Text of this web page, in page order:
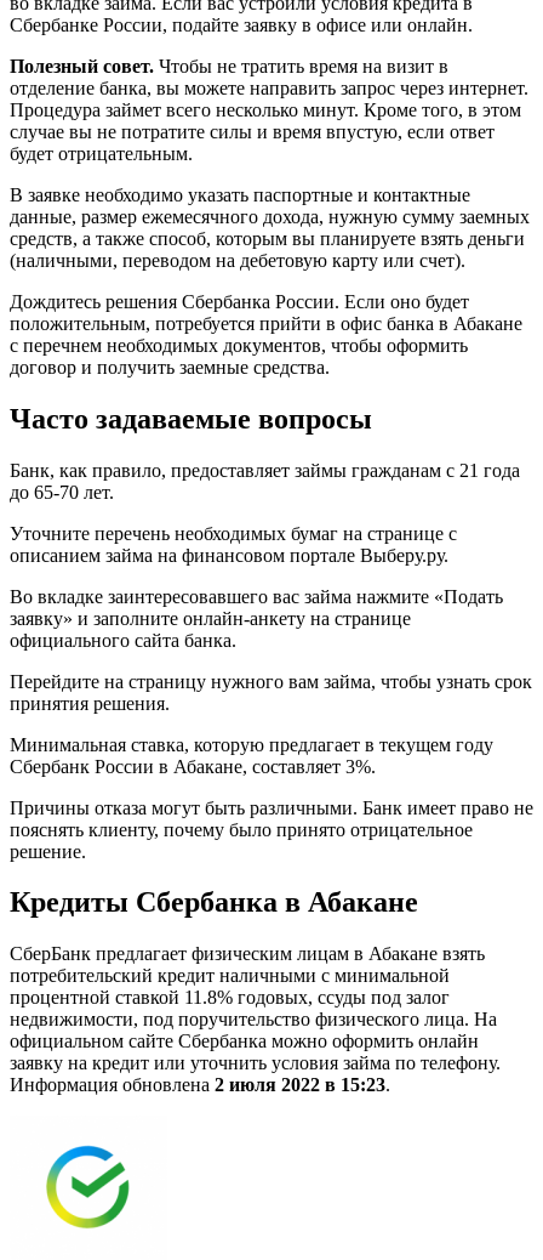
Сбербанке России, подайте заявку в офисе или онлайн.
Полезный совет. Чтобы не тратить время на визит в
отделение банка, вы можете направить запрос через интернет.
Процедура займет всего несколько минут. Кроме того, в этом
случае вы не потратите силы и время впустую, если ответ
будет отрицательным.
В заявке необходимо указать паспортные и контактные
данные, размер ежемесячного дохода, нужную сумму заемных
средств, а также способ, которым вы планируете взять деньги
(наличными, переводом на дебетовую карту или счет).
Дождитесь решения Сбербанка России. Если оно будет
положительным, потребуется прийти в офис банка в Абакане
с перечнем необходимых документов, чтобы оформить
договор и получить заемные средства.
Часто задаваемые вопросы
Банк, как правило, предоставляет займы гражданам с 21 года
до 65-70 лет.
Уточните перечень необходимых бумаг на странице с
описанием займа на финансовом портале Выберу.ру.
Во вкладке заинтересовавшего вас займа нажмите «Подать
заявку» и заполните онлайн-анкету на странице
официального сайта банка.
Перейдите на страницу нужного вам займа, чтобы узнать срок
принятия решения.
Минимальная ставка, которую предлагает в текущем году
Сбербанк России в Абакане, составляет 3%.
Причины отказа могут быть различными. Банк имеет право не
пояснять клиенту, почему было принято отрицательное
решение.
Кредиты Сбербанка в Абакане
СберБанк предлагает физическим лицам в Абакане взять
потребительский кредит наличными с минимальной
процентной ставкой 11.8% годовых, ссуды под залог
недвижимости, под поручительство физического лица. На
официальном сайте Сбербанка можно оформить онлайн
заявку на кредит или уточнить условия займа по телефону.
Информация обновлена 2 июля 2022 в 15:23.